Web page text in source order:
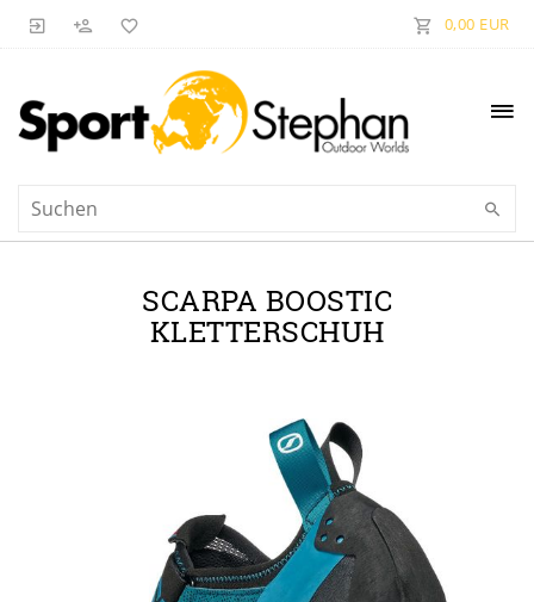
0,00 EUR
SCARPA BOOSTIC
KLETTERSCHUH